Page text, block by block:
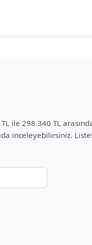
ile 298.340 TL
inceleyebilirsiniz.